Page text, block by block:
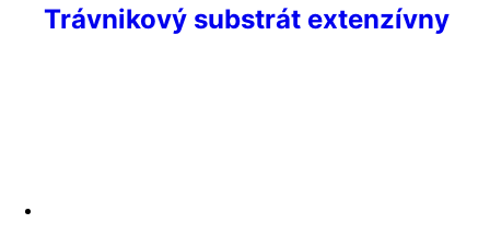
Trávnikový substrát extenzívny